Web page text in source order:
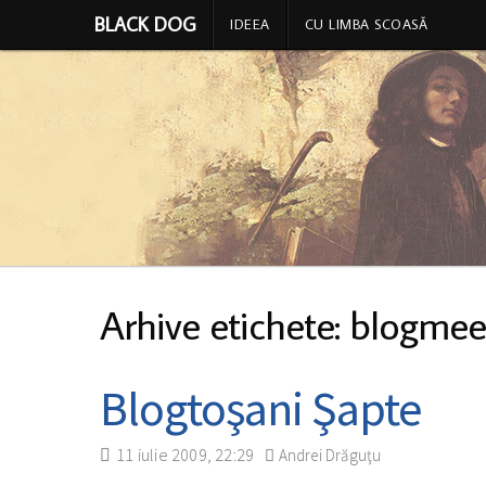
BLACK DOG IDEEA CU LIMBA SCOASĂ
Arhive etichete:
Blogtoşani Şapte
11 iulie 2009, 22:29 Andrei Drăguţu